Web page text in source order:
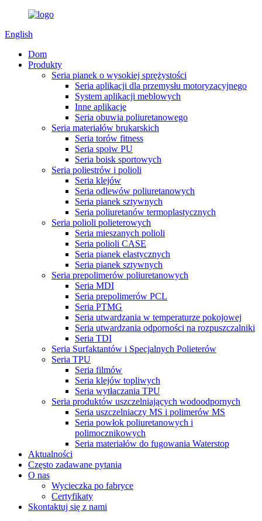
English
Dom
Produkty
Seria pianek o wysokiej sprężystości
Seria aplikacji dla przemysłu motoryzacyjnego
System aplikacji meblowych
Inne aplikacje
Seria obuwia poliuretanowego
Seria materiałów brukarskich
Seria torów fitness
Seria spoiw PU
Seria boisk sportowych
Seria poliestrów i polioli
Seria klejów
Seria odlewów poliuretanowych
Seria pianek sztywnych
Seria poliuretanów termoplastycznych
Seria polioli polieterowych
Seria mieszanych polioli
Seria polioli CASE
Seria pianek elastycznych
Seria pianek sztywnych
Seria prepolimerów poliuretanowych
Seria MDI
Seria prepolimerów PCL
Seria PTMG
Seria utwardzania w temperaturze pokojowej
Seria utwardzania odporności na rozpuszczalniki
Seria TDI
Seria Surfaktantów i Specjalnych Polieterów
Seria TPU
Seria filmów
Seria klejów topliwych
Seria wytłaczania TPU
Seria produktów uszczelniających wodoodpornych
Seria uszczelniaczy MS i polimerów MS
Seria powłok poliuretanowych i
polimocznikowych
Seria materiałów do fugowania Waterstop
Aktualności
Często zadawane pytania
O nas
Wycieczka po fabryce
Certyfikaty
Skontaktuj się z nami